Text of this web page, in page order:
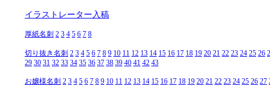
イラストレーター入稿
厚紙名刺 2 3 4 5 6 7 8
切り抜き名刺 2 3 4 5 6 7 8 9 10 11 12 13 14 15 16 17 18 19 20 21 22 23 24 25 26
29 30 31 32 33 34 35 36 37 38 39 40 41 42 43
お嬢様名刺 2 3 4 5 6 7 8 9 10 11 12 13 14 15 16 17 18 19 20 21 22 23 24 25 26 27